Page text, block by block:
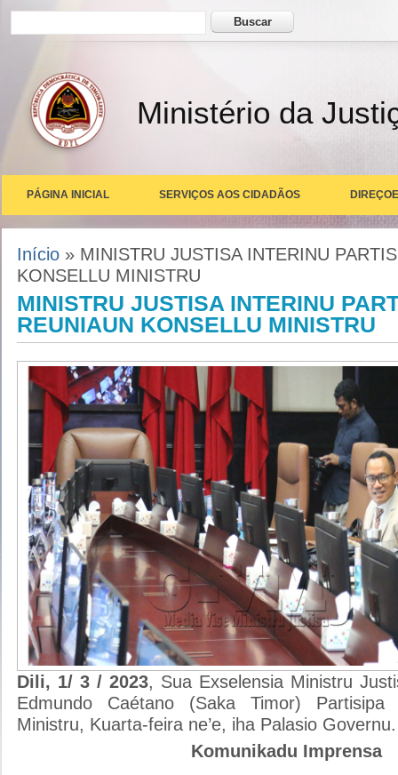
Formulário de busca Buscar
Ministério da
PÁGINA INICIAL SERVIÇOS AOS CIDADÃOS
Você está aqui
Início » MINISTRU JUSTISA INTERINU
KONSELLU MINISTRU
MINISTRU JUSTISA INTERINU
REUNIAUN KONSELLU MINISTRU
Dili, 1/ 3 / 2023, Sua Exselensia Ministru
Edmundo Caétano (Saka Timor) Partisipa
Ministru, Kuarta-feira ne’e, iha Palasio Governu.
Komunikadu Imprensa